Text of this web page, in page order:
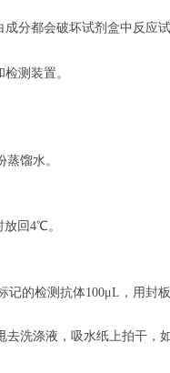
分都会破坏试剂盒中反应试
测装置。
馏水。
回4℃。
记的检测抗体100μL，用封
去洗涤液，吸水纸上拍干，